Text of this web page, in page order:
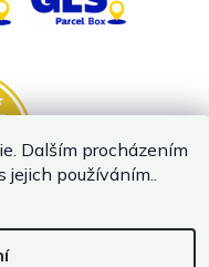
Dalším procházením
jejich používáním..